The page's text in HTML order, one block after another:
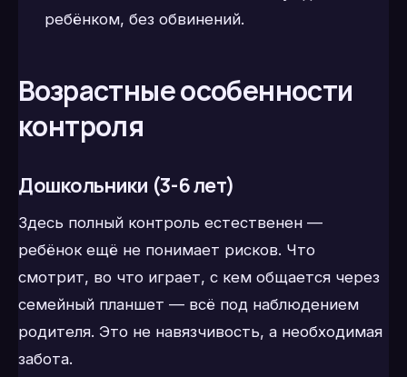
ребёнком, без обвинений.
Возрастные особенности
контроля
Дошкольники (3-6 лет)
Здесь полный контроль естественен —
ребёнок ещё не понимает рисков. Что
смотрит, во что играет, с кем общается через
семейный планшет — всё под наблюдением
родителя. Это не навязчивость, а необходимая
забота.